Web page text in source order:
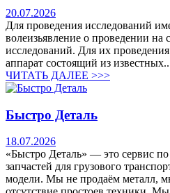
20.07.2026
Для проведения исследований
волеизьявление о проведении на
исследований. Для их проведения
аппарат состоящий из
ЧИТАТЬ ДАЛЕЕ >>>
Быстро Деталь
18.07.2026
«Быстро Деталь» — это сервис по
запчастей для грузового
модели. Мы не продаём металл,